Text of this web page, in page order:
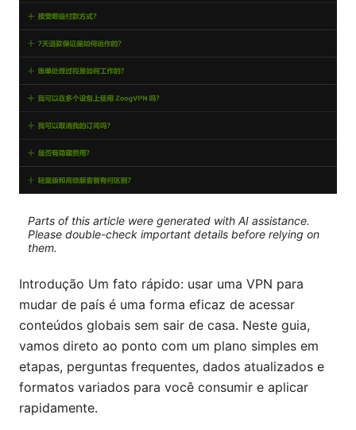
Parts of this article were generated with AI assistance.
Please double-check important details before relying on
them.
Introdução Um fato rápido: usar uma VPN para
mudar de país é uma forma eficaz de acessar
conteúdos globais sem sair de casa. Neste guia,
vamos direto ao ponto com um plano simples em
etapas, perguntas frequentes, dados atualizados e
formatos variados para você consumir e aplicar
rapidamente.